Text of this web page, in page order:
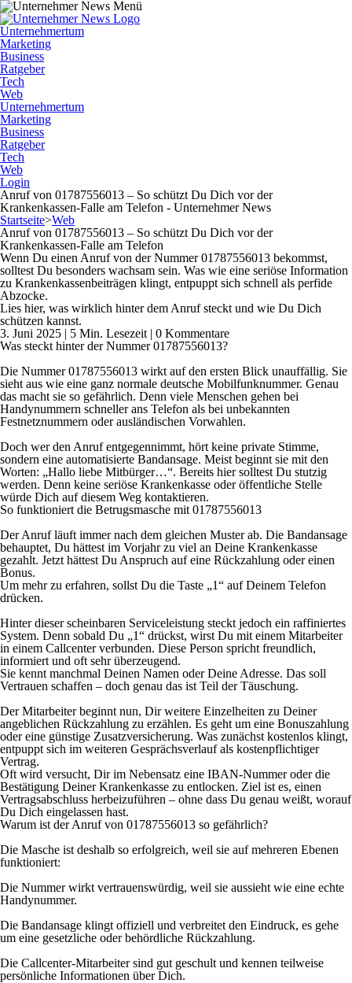
Unternehmertum
Marketing
Business
Ratgeber
Tech
Web
Unternehmertum
Marketing
Business
Ratgeber
Tech
Web
Login
Anruf von 01787556013 – So schützt Du Dich vor der
Krankenkassen-Falle am Telefon - Unternehmer News
Startseite>Web
Anruf von 01787556013 – So schützt Du Dich vor der
Krankenkassen-Falle am Telefon
Wenn Du einen Anruf von der Nummer 01787556013 bekommst,
solltest Du besonders wachsam sein. Was wie eine seriöse Information
zu Krankenkassenbeiträgen klingt, entpuppt sich schnell als perfide
Abzocke.
Lies hier, was wirklich hinter dem Anruf steckt und wie Du Dich
schützen kannst.
3. Juni 2025 | 5 Min. Lesezeit | 0 Kommentare
Was steckt hinter der Nummer 01787556013?
Die Nummer 01787556013 wirkt auf den ersten Blick unauffällig. Sie
sieht aus wie eine ganz normale deutsche Mobilfunknummer. Genau
das macht sie so gefährlich. Denn viele Menschen gehen bei
Handynummern schneller ans Telefon als bei unbekannten
Festnetznummern oder ausländischen Vorwahlen.
Doch wer den Anruf entgegennimmt, hört keine private Stimme,
sondern eine automatisierte Bandansage. Meist beginnt sie mit den
Worten: „Hallo liebe Mitbürger…“. Bereits hier solltest Du stutzig
werden. Denn keine seriöse Krankenkasse oder öffentliche Stelle
würde Dich auf diesem Weg kontaktieren.
So funktioniert die Betrugsmasche mit 01787556013
Der Anruf läuft immer nach dem gleichen Muster ab. Die Bandansage
behauptet, Du hättest im Vorjahr zu viel an Deine Krankenkasse
gezahlt. Jetzt hättest Du Anspruch auf eine Rückzahlung oder einen
Bonus.
Um mehr zu erfahren, sollst Du die Taste „1“ auf Deinem Telefon
drücken.
Hinter dieser scheinbaren Serviceleistung steckt jedoch ein raffiniertes
System. Denn sobald Du „1“ drückst, wirst Du mit einem Mitarbeiter
in einem Callcenter verbunden. Diese Person spricht freundlich,
informiert und oft sehr überzeugend.
Sie kennt manchmal Deinen Namen oder Deine Adresse. Das soll
Vertrauen schaffen – doch genau das ist Teil der Täuschung.
Der Mitarbeiter beginnt nun, Dir weitere Einzelheiten zu Deiner
angeblichen Rückzahlung zu erzählen. Es geht um eine Bonuszahlung
oder eine günstige Zusatzversicherung. Was zunächst kostenlos klingt,
entpuppt sich im weiteren Gesprächsverlauf als kostenpflichtiger
Vertrag.
Oft wird versucht, Dir im Nebensatz eine IBAN-Nummer oder die
Bestätigung Deiner Krankenkasse zu entlocken. Ziel ist es, einen
Vertragsabschluss herbeizuführen – ohne dass Du genau weißt, worauf
Du Dich eingelassen hast.
Warum ist der Anruf von 01787556013 so gefährlich?
Die Masche ist deshalb so erfolgreich, weil sie auf mehreren Ebenen
funktioniert:
Die Nummer wirkt vertrauenswürdig, weil sie aussieht wie eine echte
Handynummer.
Die Bandansage klingt offiziell und verbreitet den Eindruck, es gehe
um eine gesetzliche oder behördliche Rückzahlung.
Die Callcenter-Mitarbeiter sind gut geschult und kennen teilweise
persönliche Informationen über Dich.